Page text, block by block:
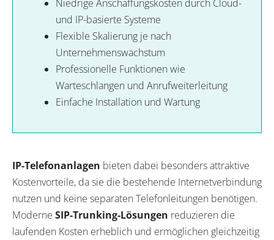
Niedrige Anschaffungskosten durch Cloud-
und IP-basierte Systeme
Flexible Skalierung je nach
Unternehmenswachstum
Professionelle Funktionen wie
Warteschlangen und Anrufweiterleitung
Einfache Installation und Wartung
IP-Telefonanlagen bieten dabei besonders attraktive
Kostenvorteile, da sie die bestehende Internetverbindung
nutzen und keine separaten Telefonleitungen benötigen.
Moderne SIP-Trunking-Lösungen reduzieren die
laufenden Kosten erheblich und ermöglichen gleichzeitig